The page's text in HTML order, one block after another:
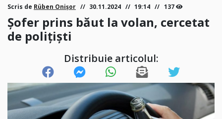
Scris de Rüben Onișor 30.11.2024 19:14 137
Șofer prins băut la volan, cercetat
de polițiști
Distribuie articolul: